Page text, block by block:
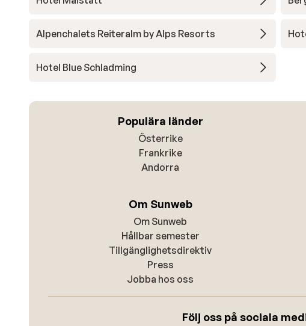
Alpenchalets Reiteralm by Alps Resorts
Hotel Blue Schladming
Populära länder
Österrike
Frankrike
Andorra
Om Sunweb
Om Sunweb
Hållbar semester
Tillgänglighetsdirektiv
Press
Jobba hos oss
Följ oss på sociala